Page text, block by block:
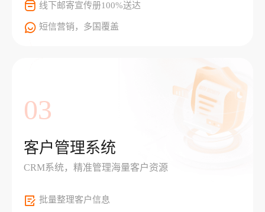
线下邮寄宣传册100%送达
短信营销，多国覆盖
03
客户管理系统
CRM系统，精准管理海量客户资源
批量整理客户信息